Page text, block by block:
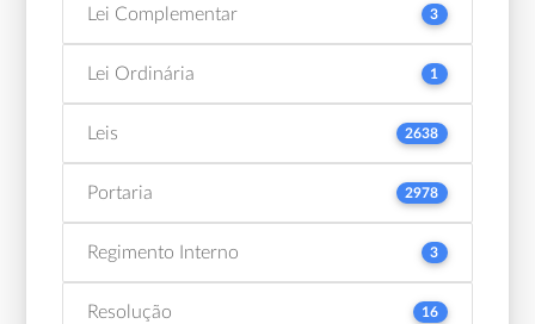
Lei Complementar 3
Lei Ordinária 1
Leis 2638
Portaria 2978
Regimento Interno 3
Resolução 16